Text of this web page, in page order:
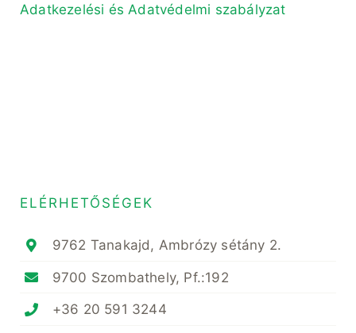
Adatkezelési és Adatvédelmi szabályzat
ELÉRHETŐSÉGEK
9762 Tanakajd, Ambrózy sétány 2.
9700 Szombathely, Pf.:192
+36 20 591 3244